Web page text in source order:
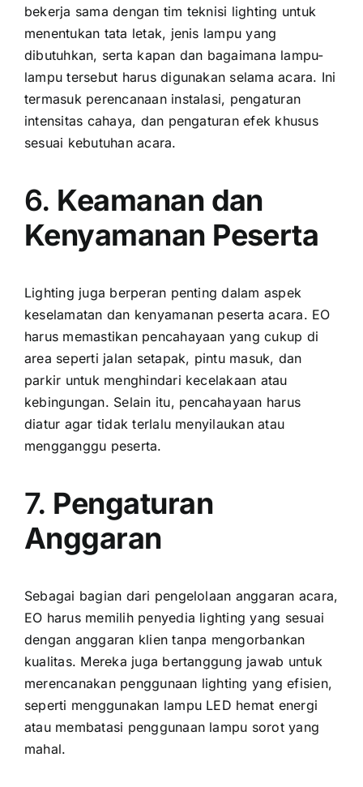
bekerja sama dengan tim teknisi lighting untuk
menentukan tata letak, jenis lampu yang
dibutuhkan, serta kapan dan bagaimana lampu-
lampu tersebut harus digunakan selama acara. Ini
termasuk perencanaan instalasi, pengaturan
intensitas cahaya, dan pengaturan efek khusus
sesuai kebutuhan acara.
6. Keamanan dan
Kenyamanan Peserta
Lighting juga berperan penting dalam aspek
keselamatan dan kenyamanan peserta acara. EO
harus memastikan pencahayaan yang cukup di
area seperti jalan setapak, pintu masuk, dan
parkir untuk menghindari kecelakaan atau
kebingungan. Selain itu, pencahayaan harus
diatur agar tidak terlalu menyilaukan atau
mengganggu peserta.
7. Pengaturan
Anggaran
Sebagai bagian dari pengelolaan anggaran acara,
EO harus memilih penyedia lighting yang sesuai
dengan anggaran klien tanpa mengorbankan
kualitas. Mereka juga bertanggung jawab untuk
merencanakan penggunaan lighting yang efisien,
seperti menggunakan lampu LED hemat energi
atau membatasi penggunaan lampu sorot yang
mahal.